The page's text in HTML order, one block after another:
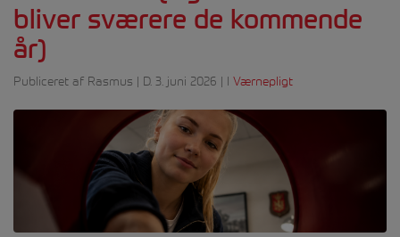
bliver sværere de kommende
år)
Publiceret af Rasmus | D. 3. juni 2026 | I Værnepligt